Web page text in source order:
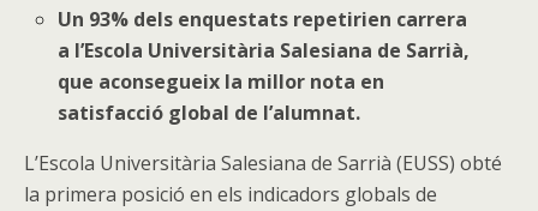
Un 93% dels enquestats repetirien carrera
a l’Escola Universitària Salesiana de Sarrià,
que aconsegueix la millor nota en
satisfacció global de l’alumnat.
L’Escola Universitària Salesiana de Sarrià (EUSS) obté
la primera posició en els indicadors globals de